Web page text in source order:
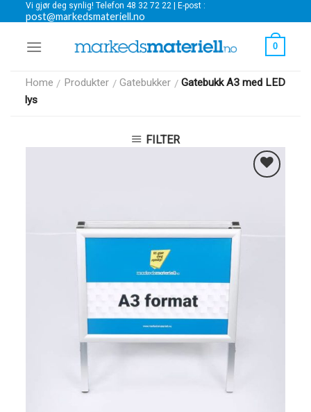
to
content
Vi gjør deg synlig! Telefon 48 32 72 22 | E-post :
post@markedsmateriell.no
0
Home / Produkter / Gatebukker / Gatebukk A3 med LED
lys
FILTER
Legg i